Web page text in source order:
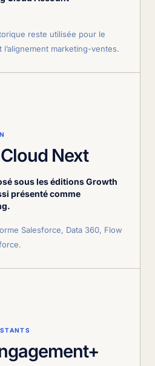
reste utilisée pour le
marketing-ventes.
Next
sous les éditions Growth
présenté comme
Salesforce, Data 360, Flow